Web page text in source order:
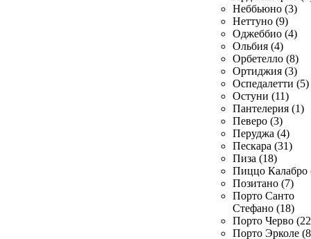
Неббьюно (3)
Неттуно (9)
Оджеббио (4)
Ольбия (4)
Орбетелло (8)
Ортиджия (3)
Оспедалетти (5)
Остуни (11)
Пантелерия (1)
Певеро (3)
Перуджа (4)
Пескара (31)
Пиза (18)
Пиццо Калабро
Позитано (7)
Порто Санто
Стефано (18)
Порто Черво
Порто Эрколе